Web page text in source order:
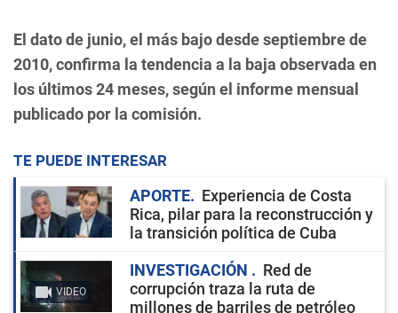
El dato de junio, el más bajo desde septiembre de
2010, confirma la tendencia a la baja observada en
los últimos 24 meses, según el informe mensual
publicado por la comisión.
TE PUEDE INTERESAR
APORTE
Experiencia de Costa
Rica, pilar para la reconstrucción y
la transición política de Cuba
VIDEO
INVESTIGACIÓN
Red de
corrupción traza la ruta de
millones de barriles de petróleo